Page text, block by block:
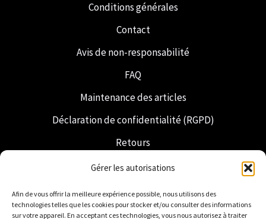
Gérer les autorisations
Afin de vous offrir la meilleure expérience possible, nous utilisons des
technologies telles que les cookies pour stocker et/ou consulter des informations
sur votre appareil. En acceptant ces technologies, vous nous autorisez à traiter
Conditions générales
Contact
Avis de non-responsabilité
FAQ
Maintenance des articles
Déclaration de confidentialité (RGPD)
Retours
Expédition et livraison
Franc-maçonnerie
Regalia néerlandaise